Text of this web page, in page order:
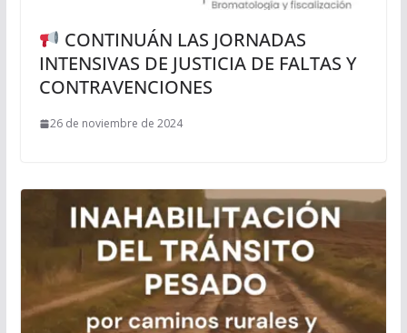
CONTINUÁN LAS JORNADAS
INTENSIVAS DE JUSTICIA DE FALTAS Y
CONTRAVENCIONES
26 de noviembre de 2024